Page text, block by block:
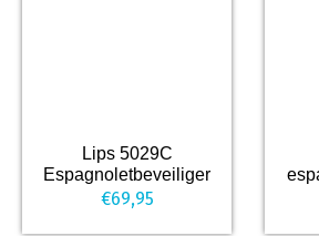
Lips 5029C
Espagnoletbeveiliger
€69,95